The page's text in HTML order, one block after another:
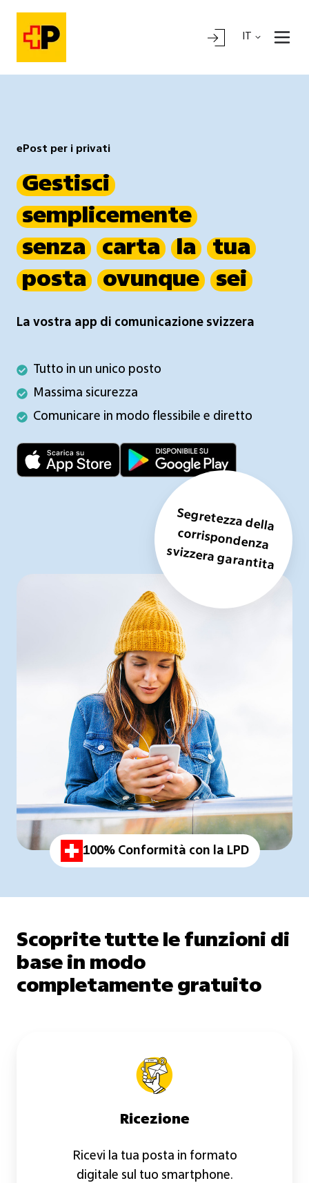
IT
ePost per i privati
Gestisci
semplicemente
senza
carta la
tua
posta
ovunque sei
La vostra app di comunicazione svizzera
Tutto in un unico posto
Tutto
in
posto
Massima sicurezza
Massima
sicurezza
Comunicare in modo flessibile e diretto
Comunicare
modo
flessibile
Segretezza della
corrispondenza
svizzera garantita
100% Conformità con la LPD
Scoprite tutte le funzioni di
base in modo
completamente gratuito
Ricezione
Ricevi la tua posta in formato
digitale sul tuo smartphone.